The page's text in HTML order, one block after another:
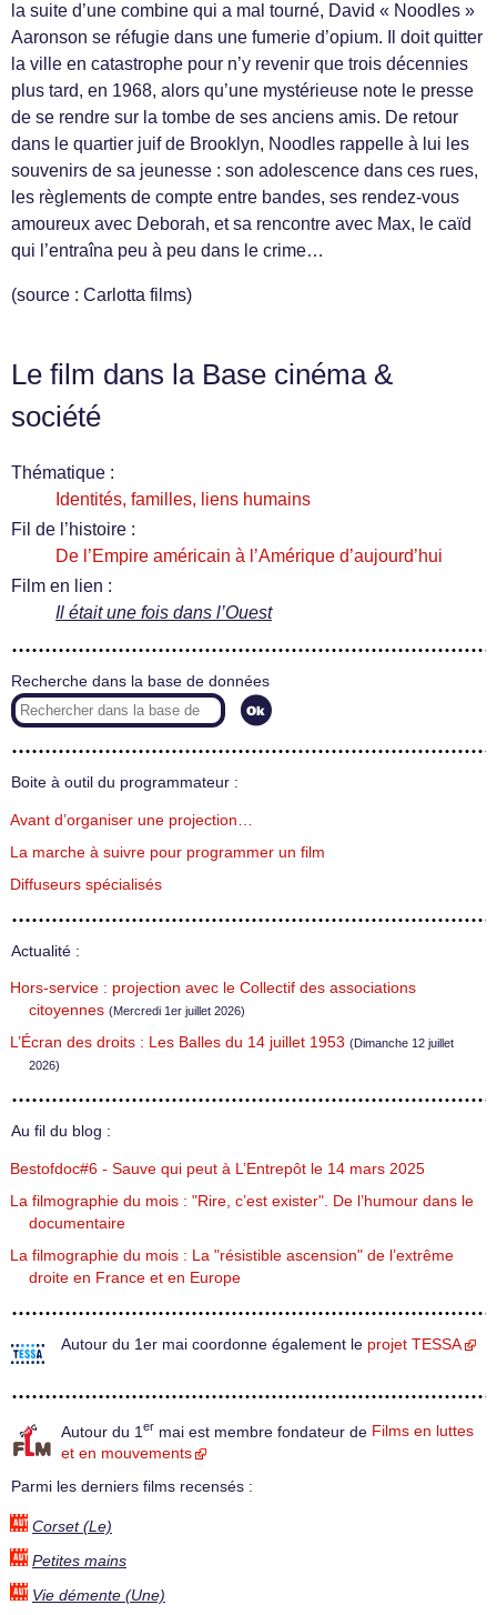
la suite d’une combine qui a mal tourné, David « Noodles »
Aaronson se réfugie dans une fumerie d’opium. Il doit quitter
la ville en catastrophe pour n’y revenir que trois décennies
plus tard, en 1968, alors qu’une mystérieuse note le presse
de se rendre sur la tombe de ses anciens amis. De retour
dans le quartier juif de Brooklyn, Noodles rappelle à lui les
souvenirs de sa jeunesse : son adolescence dans ces rues,
les règlements de compte entre bandes, ses rendez-vous
amoureux avec Deborah, et sa rencontre avec Max, le caïd
qui l’entraîna peu à peu dans le crime…
(source : Carlotta films)
Le film dans la Base cinéma &
société
Thématique :
Identités, familles, liens humains
Fil de l’histoire :
De l’Empire américain à l’Amérique d’aujourd’hui
Film en lien :
Il était une fois dans l’Ouest
Recherche dans la base de données
Boite à outil du programmateur :
Avant d’organiser une projection…
La marche à suivre pour programmer un film
Diffuseurs spécialisés
Actualité :
Hors-service : projection avec le Collectif des associations
citoyennes (Mercredi 1er juillet 2026)
L’Écran des droits : Les Balles du 14 juillet 1953 (Dimanche 12 juillet
2026)
Au fil du blog :
Bestofdoc#6 - Sauve qui peut à L’Entrepôt le 14 mars 2025
La filmographie du mois : "Rire, c’est exister". De l’humour dans le
documentaire
La filmographie du mois : La "résistible ascension" de l’extrême
droite en France et en Europe
Autour du 1er mai coordonne également le projet TESSA
Autour du 1 er mai est membre fondateur de Films en luttes
et en mouvements
Parmi les derniers films recensés :
Corset (Le)
Petites mains
Vie démente (Une)